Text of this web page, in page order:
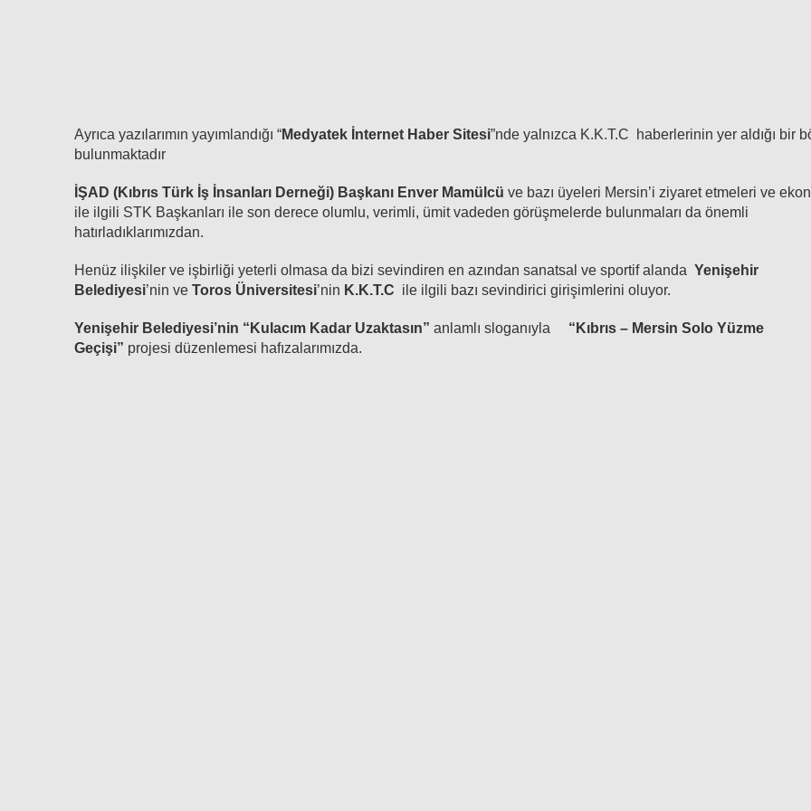
Ayrıca yazılarımın yayımlandığı “Medyatek İnternet Haber Sitesi”nde yalnızca K.K.T.C haberlerinin yer aldığı bir
bulunmaktadır
İŞAD (Kıbrıs Türk İş İnsanları Derneği) Başkanı Enver Mamülcü ve bazı üyeleri Mersin’i ziyaret etmeleri ve
ile ilgili STK Başkanları ile son derece olumlu, verimli, ümit vadeden görüşmelerde bulunmaları da önemli
hatırladıklarımızdan.
Henüz ilişkiler ve işbirliği yeterli olmasa da bizi sevindiren en azından sanatsal ve sportif alanda Yenişehir
Belediyesi’nin ve Toros Üniversitesi’nin K.K.T.C ile ilgili bazı sevindirici girişimlerini oluyor.
Yenişehir Belediyesi’nin “Kulacım Kadar Uzaktasın” anlamlı sloganıyla
“Kıbrıs – Mersin Solo Yüzme
Geçişi” projesi düzenlemesi hafızalarımızda.